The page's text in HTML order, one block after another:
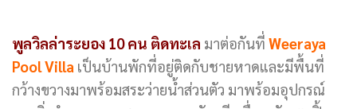
พูลวิลล่าระยอง 10 คน ติดทะเล มาต่อกันที่ Weeraya
Pool Villa เป็นบ้านพักที่อยู่ติดกับชายหาดและมีพื้นที่
กว้างขวางมาพร้อมสระว่ายน้ำส่วนตัว มาพร้อมอุปกรณ์